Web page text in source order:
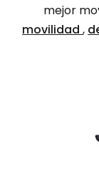
mejor
movilidad ,